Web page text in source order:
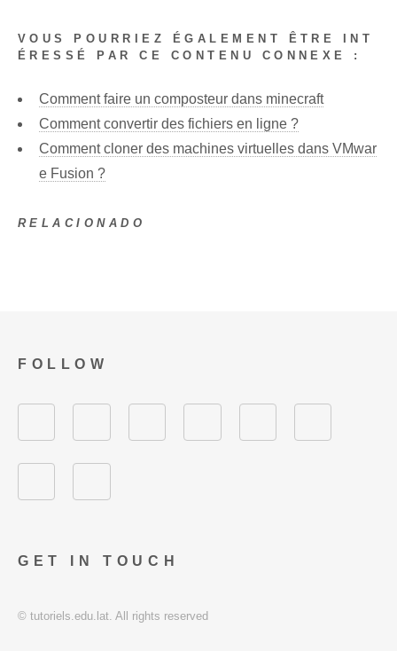
VOUS POURRIEZ ÉGALEMENT ÊTRE INT
ÉRESSÉ PAR CE CONTENU CONNEXE :
Comment faire un composteur dans minecraft
Comment convertir des fichiers en ligne ?
Comment cloner des machines virtuelles dans VMwar
e Fusion ?
RELACIONADO
GET IN TOUCH
FOLLOW
© tutoriels.edu.lat. All rights reserved